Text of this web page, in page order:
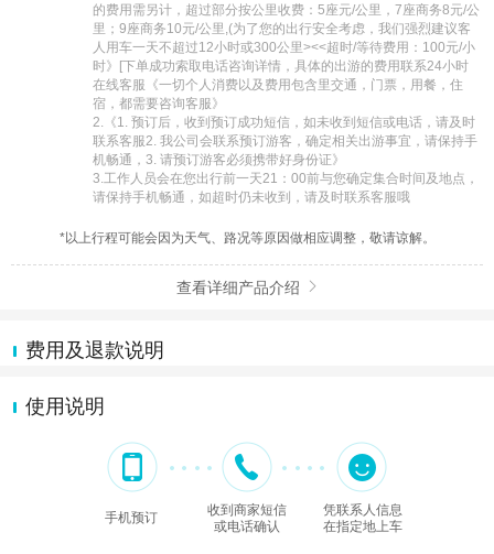
的费用需另计，超过部分按公里收费：5座元/公里，7座商务8元/公
里；9座商务10元/公里,(为了您的出行安全考虑，我们强烈建议客
人用车一天不超过12小时或300公里><<超时/等待费用：100元/小
时》[下单成功索取电话咨询详情，具体的出游的费用联系24小时
在线客服《一切个人消费以及费用包含里交通，门票，用餐，住
宿，都需要咨询客服》
2.《1. 预订后，收到预订成功短信，如未收到短信或电话，请及时
联系客服2. 我公司会联系预订游客，确定相关出游事宜，请保持手
机畅通，3. 请预订游客必须携带好身份证》
3.工作人员会在您出行前一天21：00前与您确定集合时间及地点，
请保持手机畅通，如超时仍未收到，请及时联系客服哦
*以上行程可能会因为天气、路况等原因做相应调整，敬请谅解。
查看详细产品介绍 
费用及退款说明
使用说明
手机预订
收到商家短信
或电话确认
凭联系人信息
在指定地上车